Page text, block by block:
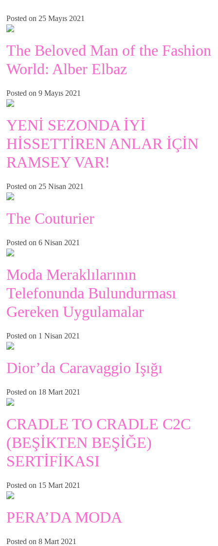
Posted on 25 Mayıs 2021
The Beloved Man of the Fashion
World: Alber Elbaz
Posted on 9 Mayıs 2021
YENİ SEZONDA İYİ
HİSSETTİREN ANLAR İÇİN
RAMSEY VAR!
Posted on 25 Nisan 2021
The Couturier
Posted on 6 Nisan 2021
Moda Meraklılarının
Telefonunda Bulundurması
Gereken Uygulamalar
Posted on 1 Nisan 2021
Dior’da Caravaggio Işığı
Posted on 18 Mart 2021
CRADLE TO CRADLE C2C
(BEŞİKTEN BEŞİĞE)
SERTİFİKASI
Posted on 15 Mart 2021
PERA’DA MODA
Posted on 8 Mart 2021